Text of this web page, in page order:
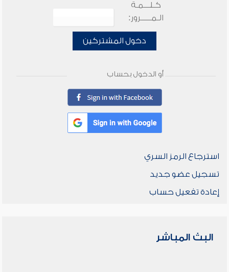
كـلـــمـة
الـمـــــرور:
دخول المشتركين
أو الدخول بحساب
استرجاع الرمز السري
تسجيل عضو جديد
إعادة تفعيل حساب
البث المباشر